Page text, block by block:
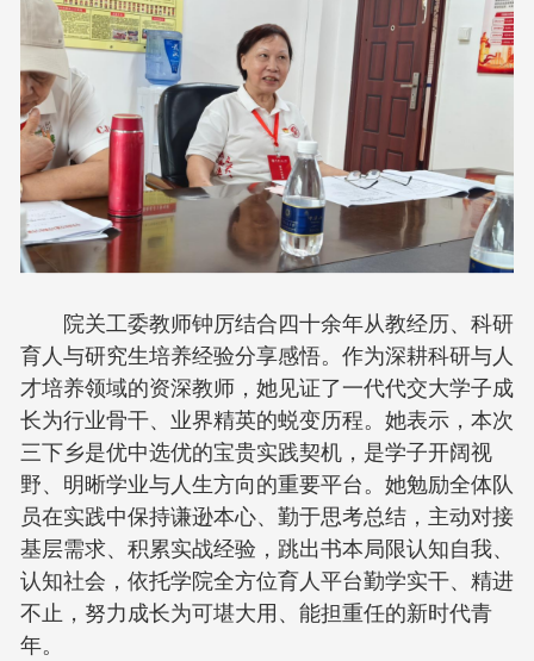
院关工委教师钟厉结合四十余年从教经历、科研
育人与研究生培养经验分享感悟。作为深耕科研与人
才培养领域的资深教师，她见证了一代代交大学子成
长为行业骨干、业界精英的蜕变历程。她表示，本次
三下乡是优中选优的宝贵实践契机，是学子开阔视
野、明晰学业与人生方向的重要平台。她勉励全体队
员在实践中保持谦逊本心、勤于思考总结，主动对接
基层需求、积累实战经验，跳出书本局限认知自我、
认知社会，依托学院全方位育人平台勤学实干、精进
不止，努力成长为可堪大用、能担重任的新时代青
年。